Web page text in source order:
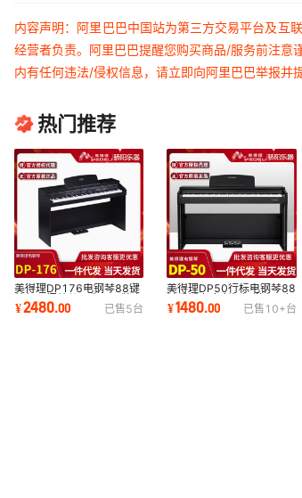
内容声明：阿里巴巴中国站为第三方交易平台及互
经营者负责。阿里巴巴提醒您购买商品/服务前注
内有任何违法/侵权信息，请立即向阿里巴巴举报并
热门推荐
美得理DP176电钢琴88键
幼师入门幼儿园家用品牌立
式电子电钢
¥2480.00 已售5台
美得理DP50行标电钢琴88
键重锤力度考级初学家用行
业标准数码钢琴
¥1480.00 已售 10+台